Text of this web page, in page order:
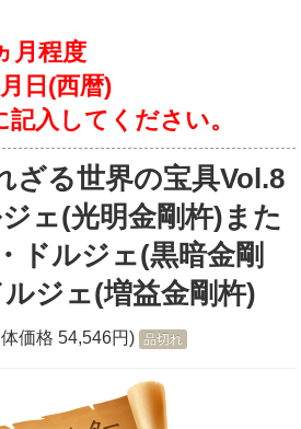
月程度
日(西暦)
入してください。
ざる世界の宝具Vol.8
ェ(光明金剛杵)また
ドルジェ(黒暗金剛
ジェ(増益金剛杵)
価格 54,546円) 品切れ